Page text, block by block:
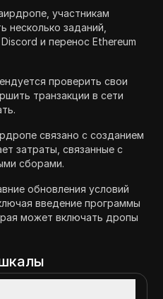
участникам
несколько заданий,
и перенос Ethereum
проверить свои
транзакции в сети
связано с созданием
затраты, связанные с
сборами.
обновления условий
введение программы
может включать дропы